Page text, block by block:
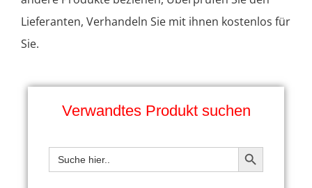
Lieferanten, Verhandeln Sie mit ihnen kostenlos für
Sie.
Verwandtes Produkt suchen
Suchen
nach: